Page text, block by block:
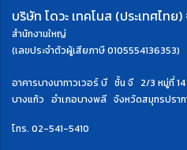
บริษัท โดวะ เทคโนส (ประเทศไทย
สำนักงานใหญ่
(เลขประจำตัวผู้เสียภาษี 0105554136353)
อาคารบางนาทาวเวอร์ บี ชั้น จี 2/3 หมู่ที่
บางแก้ว อำเภอบางพลี จังหวัดสมุทรปราก
โทร. 02-541-5410